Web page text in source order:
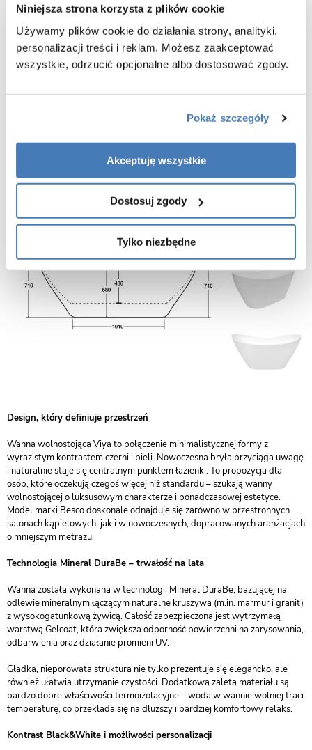
Niniejsza strona korzysta z plików cookie
Używamy plików cookie do działania strony, analityki,
personalizacji treści i reklam. Możesz zaakceptować
wszystkie, odrzucić opcjonalne albo dostosować zgody.
Pokaż szczegóły
Akceptuję wszystkie
Dostosuj zgody
Tylko niezbędne
czemu długo utrzymuje temperaturę wody
Odporna na promieniowanie UV
Pojemność wanny: Viya 160 - 170 l
Design, który definiuje przestrzeń
Wanna wolnostojąca Viya to połączenie minimalistycznej formy z
wyrazistym kontrastem czerni i bieli. Nowoczesna bryła przyciąga uwagę
i naturalnie staje się centralnym punktem łazienki. To propozycja dla
osób, które oczekują czegoś więcej niż standardu – szukają wanny
wolnostojącej o luksusowym charakterze i ponadczasowej estetyce.
Model marki Besco doskonale odnajduje się zarówno w przestronnych
salonach kąpielowych, jak i w nowoczesnych, dopracowanych aranżacjach
o mniejszym metrażu.
Technologia Mineral DuraBe – trwałość na lata
Wanna została wykonana w technologii Mineral DuraBe, bazującej na
odlewie mineralnym łączącym naturalne kruszywa (m.in. marmur i granit)
z wysokogatunkową żywicą. Całość zabezpieczona jest wytrzymałą
warstwą Gelcoat, która zwiększa odporność powierzchni na zarysowania,
odbarwienia oraz działanie promieni UV.
Gładka, nieporowata struktura nie tylko prezentuje się elegancko, ale
również ułatwia utrzymanie czystości. Dodatkową zaletą materiału są
bardzo dobre właściwości termoizolacyjne – woda w wannie wolniej traci
temperaturę, co przekłada się na dłuższy i bardziej komfortowy relaks.
Kontrast Black&White i możliwości personalizacji